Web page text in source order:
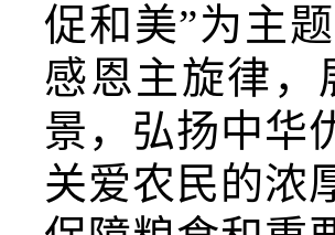
促和美”为主
感恩主旋律，
景，弘扬中华
关爱农民的浓